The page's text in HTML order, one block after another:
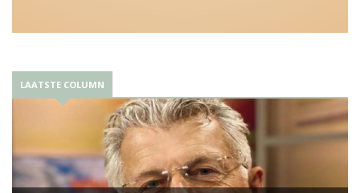
LAATSTE COLUMN